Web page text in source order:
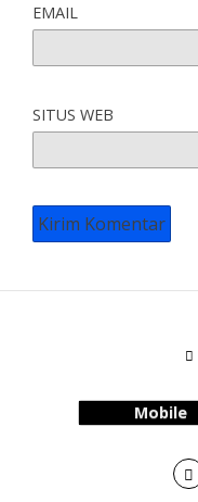
EMAIL
SITUS WEB
Mobile